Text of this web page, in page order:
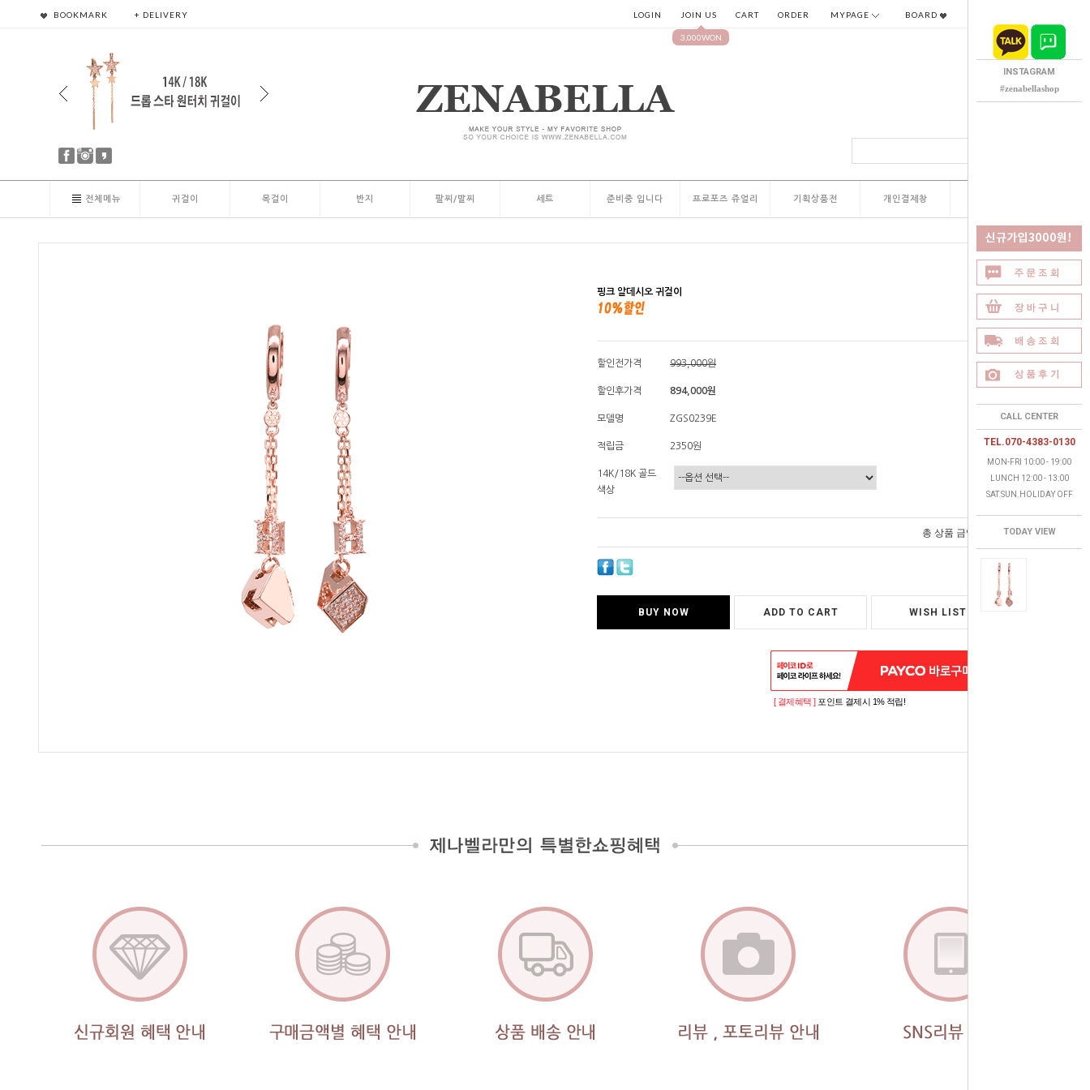
INSTAGRAM
#zenabellashop
CALL CENTER
TEL.070-4383-0130
MON-FRI 10:00 - 19:00
LUNCH 12:00 - 13:00
SAT.SUN.HOLIDAY OFF
TODAY VIEW
BOOKMARK + DELIVERY LOGIN JOIN US
3,000WON
CART ORDER MYPAGE BOARD
전체메뉴 귀걸이 목걸이 반지 팔찌/발찌 세트 준비중 입니다 프로포즈 쥬얼리 기획상품전 개인결제창
핑크 알데시오 귀걸이
할인전가격 993,000원
할인후가격 894,000원
모델명 ZGS0239E
적립금 2350원
14K/18K 골드
색상
총 상품 금액
BUY NOW ADD TO CART WISH LIST
[ 결제혜택 ] 포인트 결제시 1% 적립!